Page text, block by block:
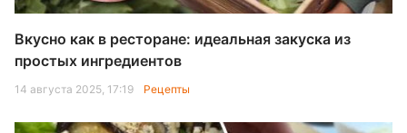
Вкусно как в ресторане: идеальная закуска из
простых ингредиентов
14 августа 2025, 17:19 Рецепты